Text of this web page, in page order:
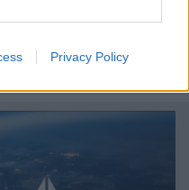
Privacy Policy
pas moins de 8 salles
attaque de zombies, en
et un show télévisé,